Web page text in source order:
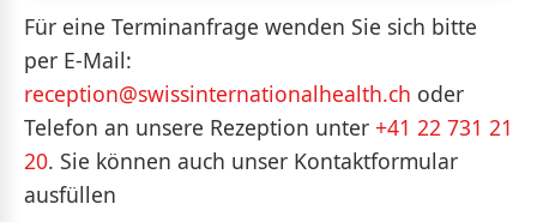
Erholungszeiten und können das
Selbstbewusstsein sowie das äußere
Erscheinungsbild verbessern.
Für eine Terminanfrage wenden Sie sich bitte
per E-Mail:
reception@swissinternationalhealth.ch oder
Telefon an unsere Rezeption unter +41 22 731 21
20. Sie können auch unser Kontaktformular
ausfüllen